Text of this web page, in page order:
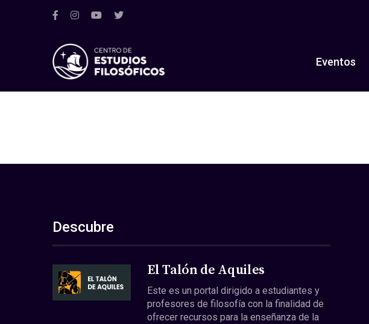
Eventos
Descubre
El Talón de Aquiles
Este es un portal dirigido a estudiantes y
profesores de filosofía con la finalidad de
ofrecer recursos para la enseñanza de la